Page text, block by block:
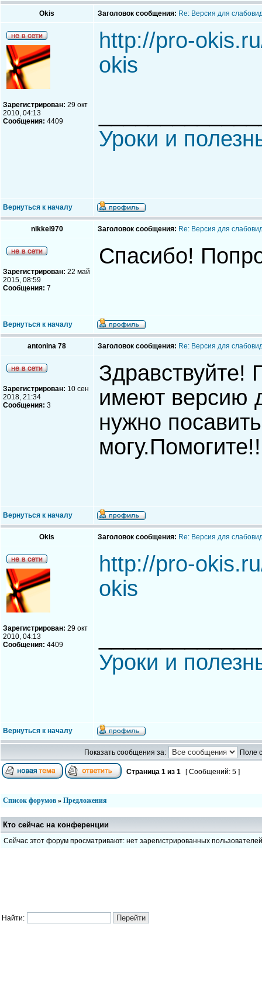
Okis Заголовок сообщения: Re: Версия для
Зарегистрирован: 29 окт
2010, 04:13
Сообщения: 4409
http://pro-
okis
Уроки и
Вернуться к началу
nikkel970 Заголовок сообщения: Re: Версия для
Зарегистрирован: 22 май
2015, 08:59
Сообщения: 7
Спасибо!
Вернуться к началу
antonina 78 Заголовок сообщения: Re: Версия для
Зарегистрирован: 10 сен
2018, 21:34
Сообщения: 3
Здравствуйте!
имеют версию
нужно
Вернуться к началу
Okis Заголовок сообщения: Re: Версия для
Зарегистрирован: 29 окт
2010, 04:13
Сообщения: 4409
http://pro-
okis
Уроки и
Вернуться к началу
Показать сообщения за: Поле
Страница 1 из 1 [ Сообщений: 5 ]
Список форумов » Предложения
Кто сейчас на конференции
Сейчас этот форум просматривают: нет зарегистрированных пользователей
Найти: